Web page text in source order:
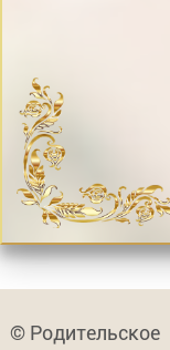
© Родительское